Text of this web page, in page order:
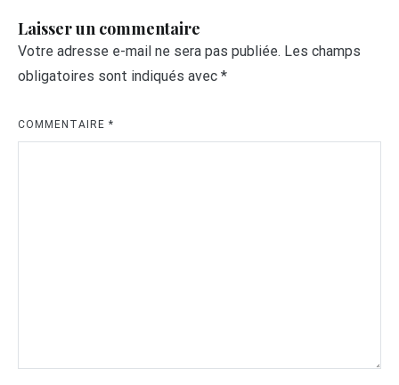
Laisser un commentaire
Votre adresse e-mail ne sera pas publiée. Les champs
obligatoires sont indiqués avec *
COMMENTAIRE *